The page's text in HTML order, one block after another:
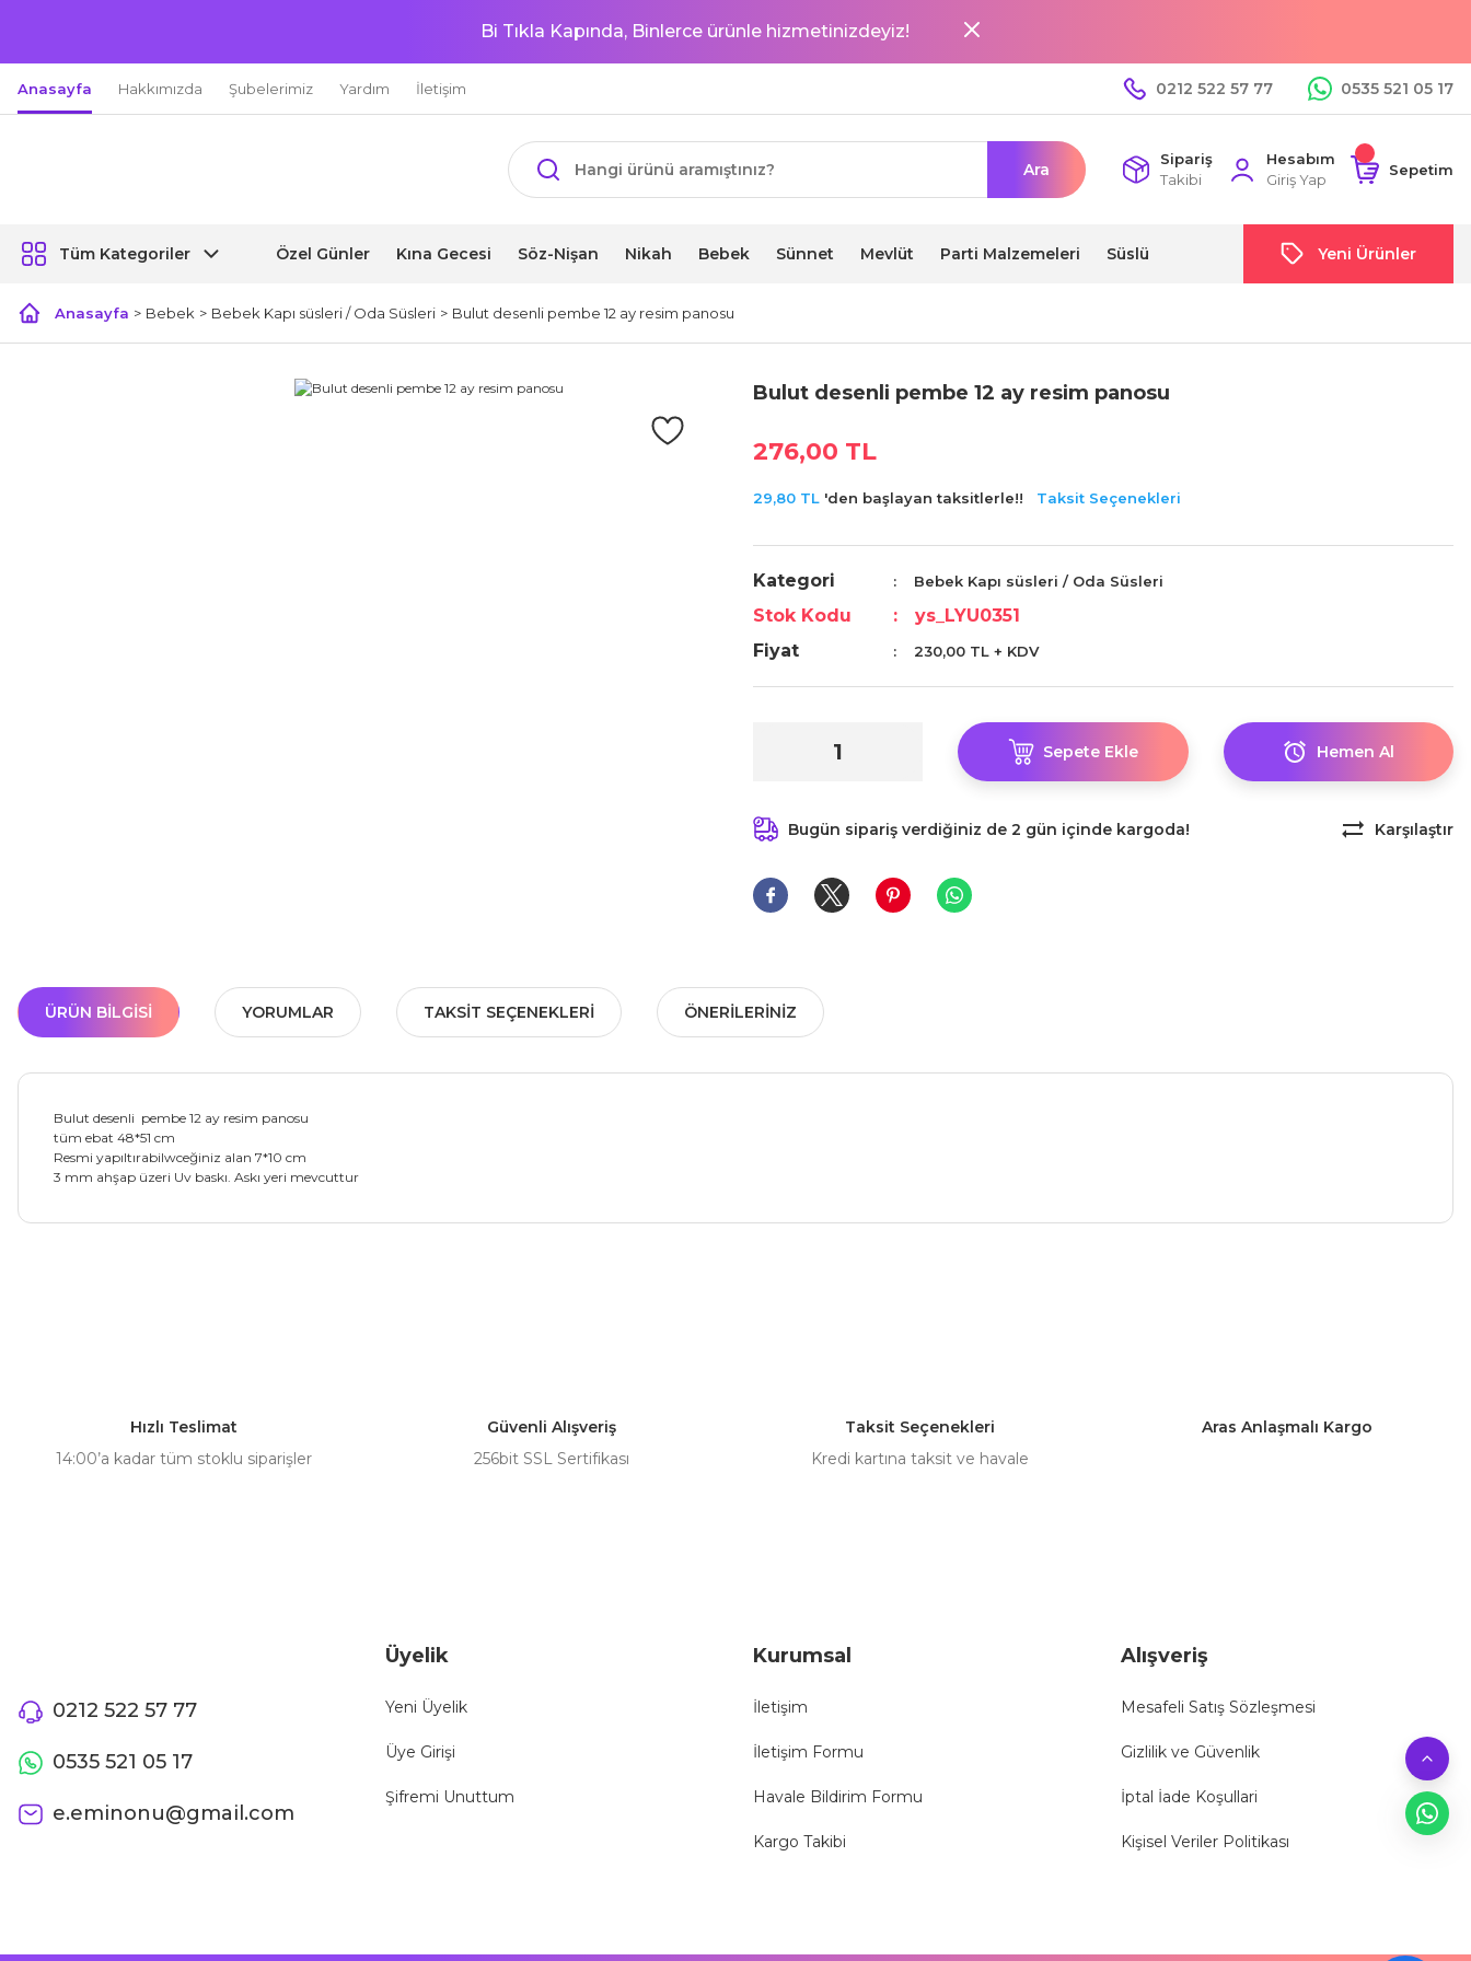
Bi Tıkla Kapında, Binlerce ürünle hizmetinizdeyiz!
Anasayfa Hakkımızda Şubelerimiz Yardım İletişim 0212 522 57 77 0535 521 05 17
Ara
Sipariş
Takibi
Hesabım
Giriş Yap
Sepetim
Tüm Kategoriler Özel Günler Kına Gecesi Söz-Nişan Nikah Bebek Sünnet Mevlüt Parti Malzemeleri Süslü Yeni Ürünler
Anasayfa Bebek Bebek Kapı süsleri / Oda Süsleri Bulut desenli pembe 12 ay resim panosu
Bulut desenli pembe 12 ay resim panosu
276,00 TL
29,80 TL 'den başlayan taksitlerle!! Taksit Seçenekleri
Kategori Bebek Kapı süsleri / Oda Süsleri
Stok Kodu
ys_LYU0351
Fiyat
230,00 TL + KDV
Sepete Ekle Hemen Al
Bugün sipariş verdiğiniz de 2 gün içinde kargoda! Karşılaştır
ÜRÜN BILGISI YORUMLAR TAKSIT SEÇENEKLERI ÖNERILERINIZ
Bulut desenli pembe 12 ay resim panosu
tüm ebat 48*51 cm
Resmi yapıltırabilwceğiniz alan 7*10 cm
3 mm ahşap üzeri Uv baskı. Askı yeri mevcuttur
Ürün fiyatı diğer sitelerden daha pahalı.
Gönder
Hızlı Teslimat
14:00’a kadar tüm stoklu siparişler
Güvenli Alışveriş
256bit SSL Sertifikası
Taksit Seçenekleri
Kredi kartına taksit ve havale
Aras Anlaşmalı Kargo
0212 522 57 77
0535 521 05 17
e.eminonu@gmail.com
Üyelik
Yeni Üyelik
Üye Girişi
Şifremi Unuttum
Kurumsal
İletişim
İletişim Formu
Havale Bildirim Formu
Kargo Takibi
Alışveriş
Mesafeli Satış Sözleşmesi
Gizlilik ve Güvenlik
İptal İade Koşullari
Kişisel Veriler Politikası